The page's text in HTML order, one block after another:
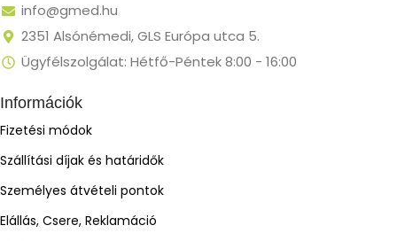
info@gmed.hu
2351 Alsónémedi, GLS Európa utca 5.
Ügyfélszolgálat: Hétfő-Péntek 8:00 - 16:00
Információk
Fizetési módok
Szállítási díjak és határidők
Személyes átvételi pontok
Elállás, Csere, Reklamáció